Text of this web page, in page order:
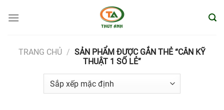
qua
TRANG CHỦ / SẢN PHẨM ĐƯỢC GẮN THẺ “CÂN KỸ
THUẬT 1 SỐ LẺ”